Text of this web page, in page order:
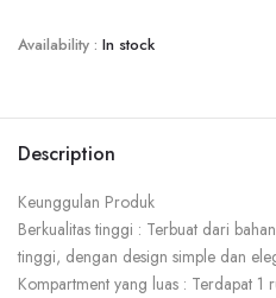
Availability : In stock
Description
Keunggulan Produk
Berkualitas tinggi : Terbuat dari
tinggi, dengan design simple dan
Kompartment yang luas : Terdapat 1